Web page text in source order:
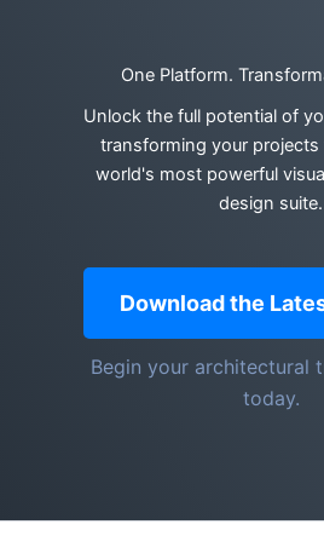
One Platform.
Unlock the full potential of
transforming your
world's most powerful
design suite.
Download the
Begin your architectural
today.